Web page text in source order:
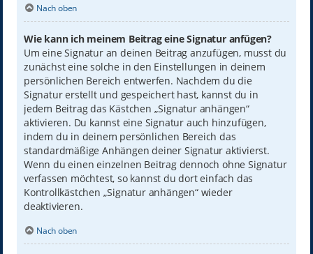
Nach oben
Wie kann ich meinem Beitrag eine Signatur anfügen?
Um eine Signatur an deinen Beitrag anzufügen, musst du
zunächst eine solche in den Einstellungen in deinem
persönlichen Bereich entwerfen. Nachdem du die
Signatur erstellt und gespeichert hast, kannst du in
jedem Beitrag das Kästchen „Signatur anhängen“
aktivieren. Du kannst eine Signatur auch hinzufügen,
indem du in deinem persönlichen Bereich das
standardmäßige Anhängen deiner Signatur aktivierst.
Wenn du einen einzelnen Beitrag dennoch ohne Signatur
verfassen möchtest, so kannst du dort einfach das
Kontrollkästchen „Signatur anhängen“ wieder
deaktivieren.
Nach oben